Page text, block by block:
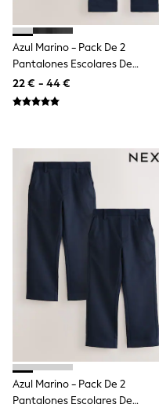
Denim Jackets
Raincoats
Waterproof
Shackets
Puddlesuits
Snowsuits
Shop All
Minecraft
Spiderman
Marvel
Pokemon
All Boys
New In
Sneakers
Hoodies &
T-Shirts & Polo
Joggers & Shorts
Tracksuits
Nike
adidas
Azul Marino - Pack De 2
Pantalones Escolares De
Pernera Recta (3-17años)
22 € - 44 €
Azul Marino - Pack De 2
Pantalones Escolares De